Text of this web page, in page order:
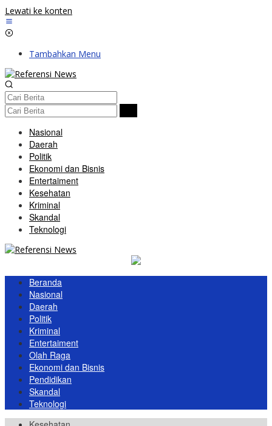
Lewati ke konten
Tambahkan Menu
Nasional
Daerah
Politik
Ekonomi dan Bisnis
Entertaiment
Kesehatan
Kriminal
Skandal
Teknologi
Beranda
Nasional
Daerah
Politik
Kriminal
Entertaiment
Olah Raga
Ekonomi dan Bisnis
Pendidikan
Skandal
Teknologi